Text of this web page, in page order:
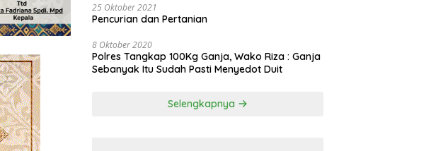
25 Oktober 2021
Pencurian dan Pertanian
8 Oktober 2020
Polres Tangkap 100Kg Ganja, Wako Riza : Ganja
Sebanyak Itu Sudah Pasti Menyedot Duit
Selengkapnya